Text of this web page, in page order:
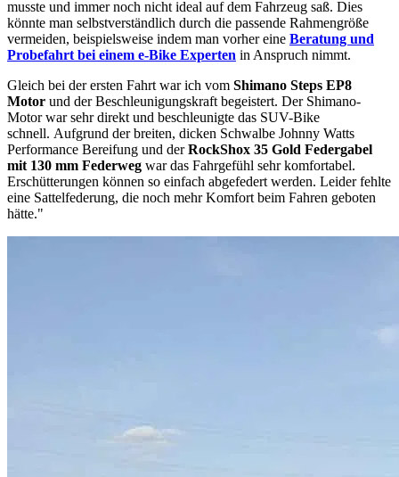
musste und immer noch nicht ideal auf dem Fahrzeug saß. Dies
könnte man selbstverständlich durch die passende Rahmengröße
vermeiden, beispielsweise indem man vorher eine Beratung und
Probefahrt bei einem e-Bike Experten in Anspruch nimmt.
Gleich bei der ersten Fahrt war ich vom Shimano Steps EP8
Motor und der Beschleunigungskraft begeistert. Der Shimano-
Motor war sehr direkt und beschleunigte das SUV-Bike
schnell. Aufgrund der breiten, dicken Schwalbe Johnny Watts
Performance Bereifung und derRockShox 35 Gold Federgabel
mit 130 mm Federweg war das Fahrgefühl sehr komfortabel.
Erschütterungen können so einfach abgefedert werden. Leider fehlte
eine Sattelfederung, die noch mehr Komfort beim Fahren geboten
hätte."